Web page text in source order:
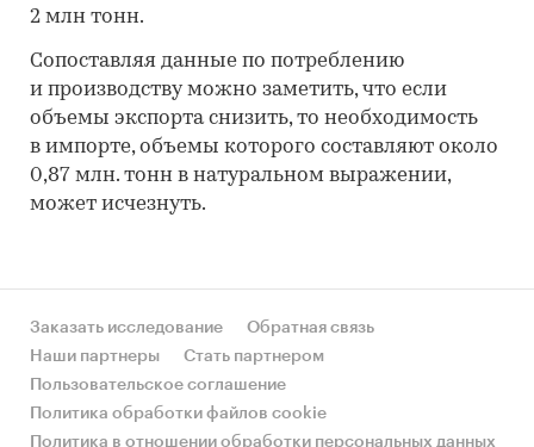
2 млн тонн.
Сопоставляя данные по потреблению
и производству можно заметить, что если
объемы экспорта снизить, то необходимость
в импорте, объемы которого составляют около
0,87 млн. тонн в натуральном выражении,
может исчезнуть.
Заказать исследование
Обратная связь
Наши партнеры
Стать партнером
Пользовательское соглашение
Политика обработки файлов cookie
Политика в отношении обработки персональных данных